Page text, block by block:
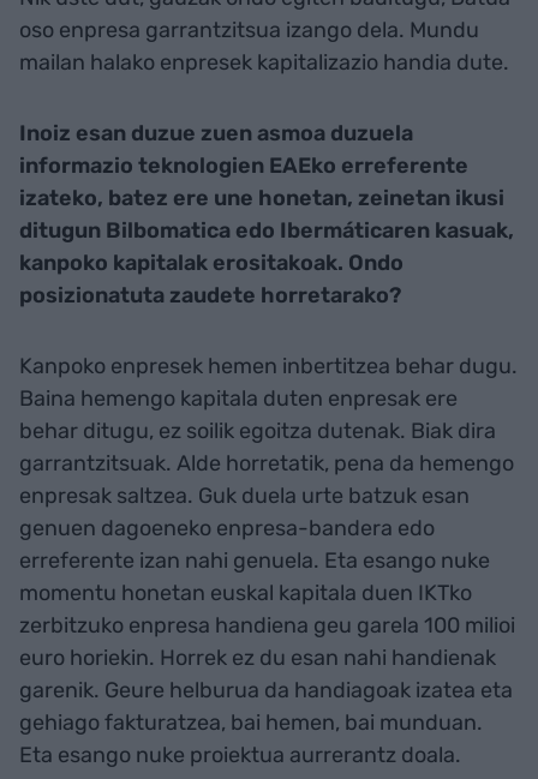
oso enpresa garrantzitsua izango dela. Mundu
mailan halako enpresek kapitalizazio handia dute.
Inoiz esan duzue zuen asmoa duzuela
informazio teknologien EAEko erreferente
izateko, batez ere une honetan, zeinetan ikusi
ditugun Bilbomatica edo Ibermáticaren kasuak,
kanpoko kapitalak erositakoak. Ondo
posizionatuta zaudete horretarako?
Kanpoko enpresek hemen inbertitzea behar dugu.
Baina hemengo kapitala duten enpresak ere
behar ditugu, ez soilik egoitza dutenak. Biak dira
garrantzitsuak. Alde horretatik, pena da hemengo
enpresak saltzea. Guk duela urte batzuk esan
genuen dagoeneko enpresa-bandera edo
erreferente izan nahi genuela. Eta esango nuke
momentu honetan euskal kapitala duen IKTko
zerbitzuko enpresa handiena geu garela 100 milioi
euro horiekin. Horrek ez du esan nahi handienak
garenik. Geure helburua da handiagoak izatea eta
gehiago fakturatzea, bai hemen, bai munduan.
Eta esango nuke proiektua aurrerantz doala.